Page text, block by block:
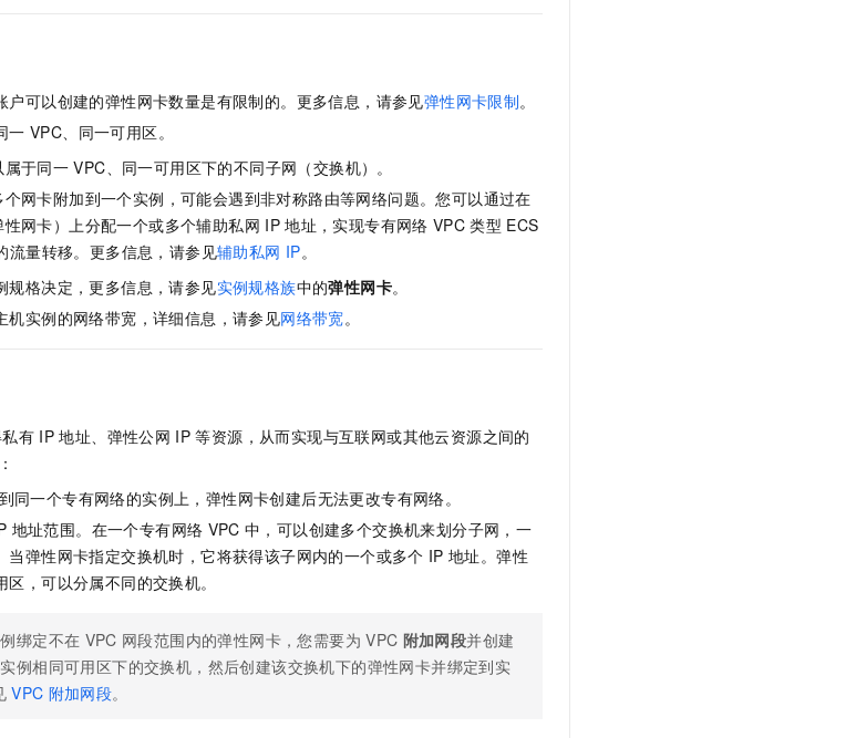
可以创建的弹性网卡数量是有限制的。更多信息，请参见弹性网卡限制。
一 VPC、同一可用区。
属于同一 VPC、同一可用区下的不同子网（交换机）。
网卡附加到一个实例，可能会遇到非对称路由等网络问题。您可以通过在
网卡）上分配一个或多个辅助私网 IP 地址，实现专有网络 VPC 类型 ECS
流量转移。更多信息，请参见辅助私网 IP。
规格决定，更多信息，请参见实例规格族中的弹性网卡。
机实例的网络带宽，详细信息，请参见网络带宽。
有 IP 地址、弹性公网 IP 等资源，从而实现与互联网或其他云资源之间的
同一个专有网络的实例上，弹性网卡创建后无法更改专有网络。
地址范围。在一个专有网络 VPC 中，可以创建多个交换机来划分子网，一
弹性网卡指定交换机时，它将获得该子网内的一个或多个 IP 地址。弹性
，可以分属不同的交换机。
绑定不在 VPC 网段范围内的弹性网卡，您需要为 VPC 附加网段并创建
实例相同可用区下的交换机，然后创建该交换机下的弹性网卡并绑定到实
VPC 附加网段。